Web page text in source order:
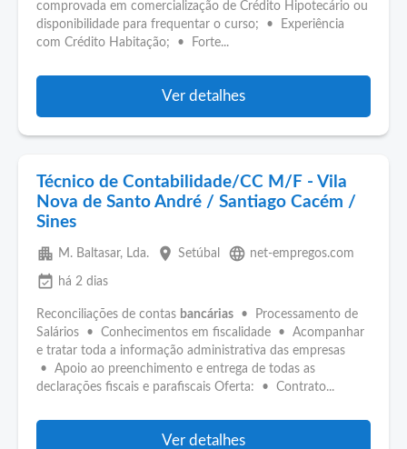
comprovada em comercialização de Crédito Hipotecário ou
disponibilidade para frequentar o curso; • Experiência
com Crédito Habitação; • Forte...
Ver detalhes
Técnico de Contabilidade/CC M/F - Vila
Nova de Santo André / Santiago Cacém /
Sines
apartment M. Baltasar, Lda. place Setúbal language net-empregos.com
event_available há 2 dias
Reconciliações de contas bancárias • Processamento de
Salários • Conhecimentos em fiscalidade • Acompanhar
e tratar toda a informação administrativa das empresas
• Apoio ao preenchimento e entrega de todas as
declarações fiscais e parafiscais Oferta: • Contrato...
Ver detalhes